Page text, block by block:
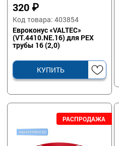
320 ₽
Код товара: 403854
Евроконус «VALTEC»
(VT.4410.NE.16) для PEX
трубы 16 (2,0)
КУПИТЬ